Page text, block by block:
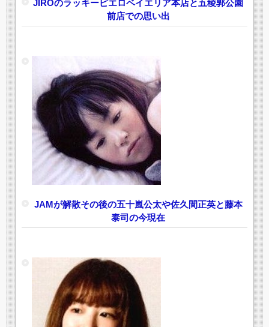
JIROのラッキーピエロベイエリア本店と五稜郭公園
前店での思い出
JAMが解散その後の五十嵐公太や佐久間正英と藤本
泰司の今現在